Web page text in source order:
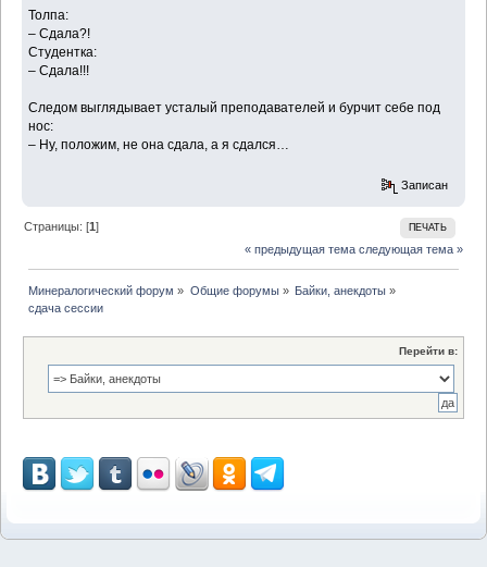
Толпа:
– Сдала?!
Студентка:
– Сдала!!!
Следом выглядывает усталый преподавателей и бурчит себе под
нос:
– Ну, положим, не она сдала, а я сдался…
Записан
ПЕЧАТЬ
Страницы: [1]
« предыдущая тема следующая тема »
Минералогический форум » Общие форумы» Байки, анекдоты»
сдача сессии
Перейти в: